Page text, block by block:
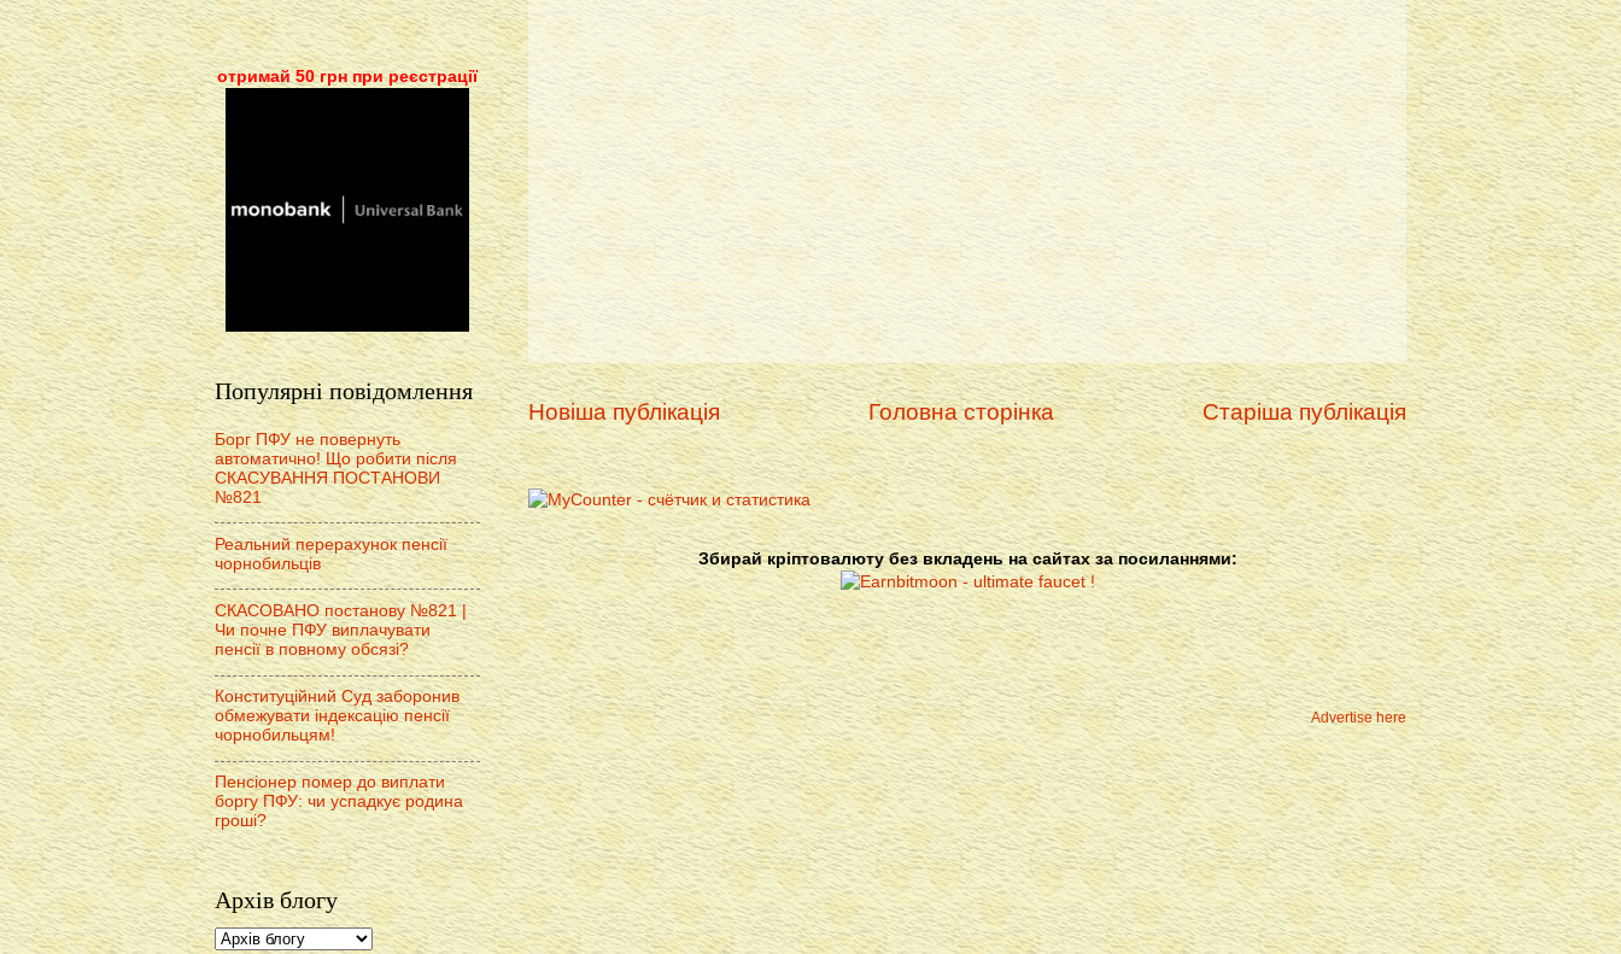
Новіша публікація Старіша публікація
Головна сторінка
Збирай кріптовалюту без вкладень на сайтах за посиланнями:
Advertise here
отримай 50 грн при реєстрації
Популярні повідомлення
Борг ПФУ не повернуть
автоматично! Що робити після
СКАСУВАННЯ ПОСТАНОВИ
№821
Реальний перерахунок пенсії
чорнобильців
СКАСОВАНО постанову №821 |
Чи почне ПФУ виплачувати
пенсії в повному обсязі?
Конституційний Суд заборонив
обмежувати індексацію пенсії
чорнобильцям!
Пенсіонер помер до виплати
боргу ПФУ: чи успадкує родина
гроші?
Архів блогу